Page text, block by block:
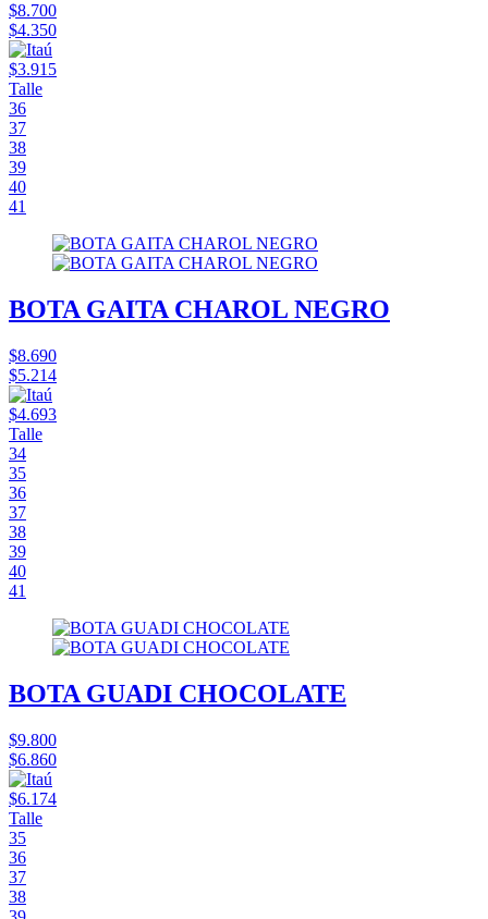
$8.700
$4.350
$3.915
Talle
36
37
38
39
40
41
BOTA GAITA CHAROL NEGRO
$8.690
$5.214
$4.693
Talle
34
35
36
37
38
39
40
41
BOTA GUADI CHOCOLATE
$9.800
$6.860
$6.174
Talle
35
36
37
38